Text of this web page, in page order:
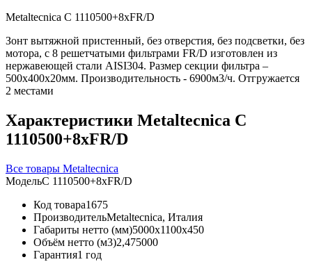
Metaltecnica C 1110500+8xFR/D
Зонт вытяжной пристенный, без отверстия, без подсветки, без
мотора, с 8 решетчатыми фильтрами FR/D изготовлен из
нержавеющей стали AISI304. Размер секции фильтра –
500х400х20мм. Производительность - 6900м3/ч. Отгружается
2 местами
Характеристики Metaltecnica C
1110500+8xFR/D
Все товары Metaltecnica
МодельC 1110500+8xFR/D
Код товара1675
ПроизводительMetaltecnica, Италия
Габариты нетто (мм)5000x1100x450
Объём нетто (м3)2,475000
Гарантия1 год